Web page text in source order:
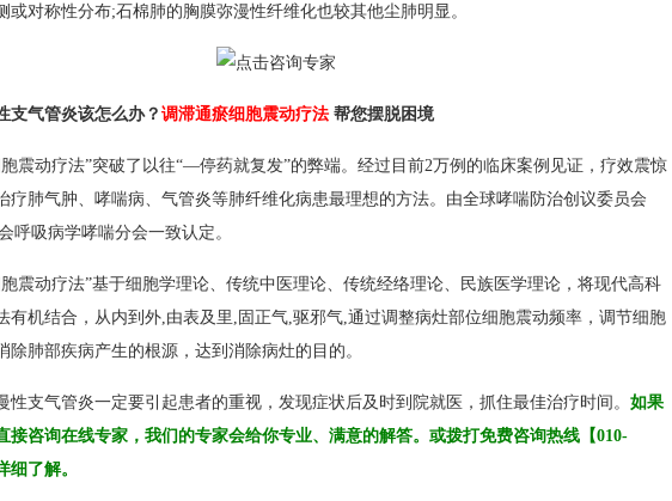
或对称性分布;石棉肺的胸膜弥漫性纤维化也较其他尘肺明显。
气管炎该怎么办？调滞通瘀细胞震动疗法 帮您摆脱困境
动疗法”突破了以往“—停药就复发”的弊端。经过目前2万例的临床案例见证，疗效震惊
疗肺气肿、哮喘病、气管炎等肺纤维化病患最理想的方法。由全球哮喘防治创议委员会
呼吸病学哮喘分会一致认定。
动疗法”基于细胞学理论、传统中医理论、传统经络理论、民族医学理论，将现代高科
有机结合，从内到外,由表及里,固正气,驱邪气,通过调整病灶部位细胞震动频率，调节细胞
除肺部疾病产生的根源，达到消除病灶的目的。
性支气管炎一定要引起患者的重视，发现症状后及时到院就医，抓住最佳治疗时间。 如果
接咨询在线专家，我们的专家会给你专业、满意的解答。或拨打免费咨询热线【010-
细了解。